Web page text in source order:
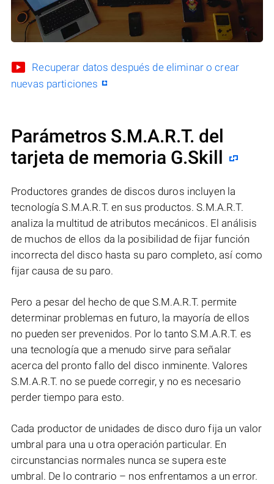
Recuperar datos después de eliminar o crear
nuevas particiones
Parámetros S.M.A.R.T. del
tarjeta de memoria G.Skill
Productores grandes de discos duros incluyen la
tecnología S.M.A.R.T. en sus productos. S.M.A.R.T.
analiza la multitud de atributos mecánicos. El análisis
de muchos de ellos da la posibilidad de fijar función
incorrecta del disco hasta su paro completo, así como
fijar causa de su paro.
Pero a pesar del hecho de que S.M.A.R.T. permite
determinar problemas en futuro, la mayoría de ellos
no pueden ser prevenidos. Por lo tanto S.M.A.R.T. es
una tecnología que a menudo sirve para señalar
acerca del pronto fallo del disco inminente. Valores
S.M.A.R.T. no se puede corregir, y no es necesario
perder tiempo para esto.
Cada productor de unidades de disco duro fija un valor
umbral para una u otra operación particular. En
circunstancias normales nunca se supera este
umbral. De lo contrario – nos enfrentamos a un error.